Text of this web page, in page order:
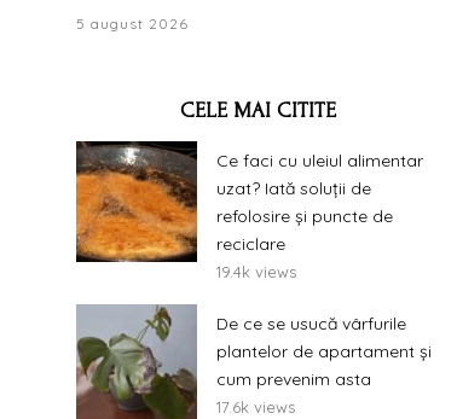
5 august 2026
CELE MAI CITITE
Ce faci cu uleiul alimentar
uzat? Iată soluții de
refolosire și puncte de
reciclare
19.4k views
De ce se usucă vârfurile
plantelor de apartament și
cum prevenim asta
17.6k views